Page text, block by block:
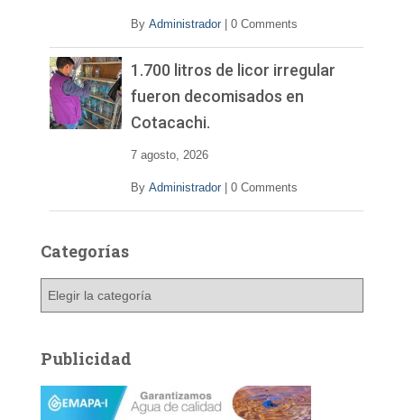
By Administrador 0 Comments
1.700 litros de licor irregular
fueron decomisados en
Cotacachi.
7 agosto, 2026
By Administrador 0 Comments
Categorías
g
o
Publicidad